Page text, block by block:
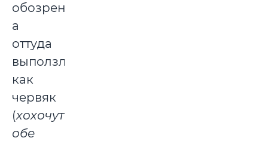
обозрения,
а
оттуда
выползла,
как
червяк
(хохочут
обе